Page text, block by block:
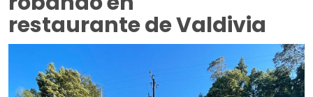
restaurante de Valdivia